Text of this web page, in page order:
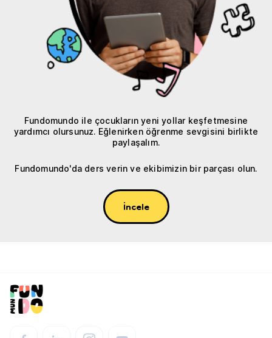
Fundomundo ile çocukların yeni yollar keşfetmesine
yardımcı olursunuz. Eğlenirken öğrenme sevgisini birlikte
paylaşalım.
Fundomundo'da ders verin ve ekibimizin bir parçası olun.
İncele